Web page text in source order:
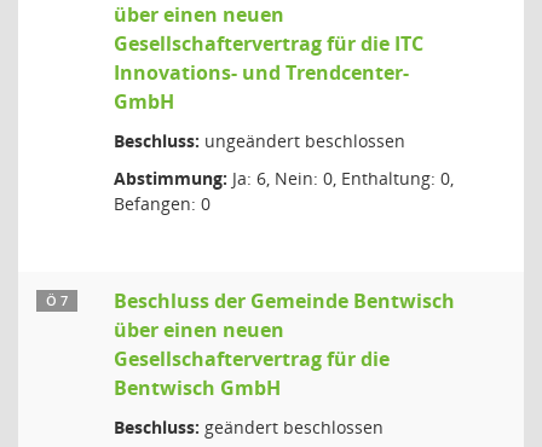
über einen neuen
Gesellschaftervertrag für die ITC
Innovations- und Trendcenter-
GmbH
Beschluss: ungeändert beschlossen
Abstimmung: Ja: 6, Nein: 0, Enthaltung: 0,
Befangen: 0
Ö 7
Beschluss der Gemeinde Bentwisch
über einen neuen
Gesellschaftervertrag für die
Bentwisch GmbH
Beschluss: geändert beschlossen